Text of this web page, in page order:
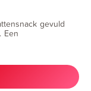
gevuld
Een